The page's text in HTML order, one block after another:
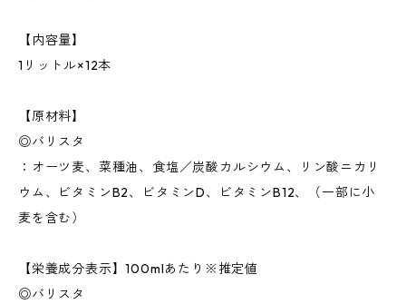
【内容量】
1リットル×12本
【原材料】
◎バリスタ
：オーツ麦、菜種油、食塩／炭酸カルシウム、リン酸ニカリ
ウム、ビタミンB2、ビタミンD、ビタミンB12、（一部に小
麦を含む）
【栄養成分表示】100mlあたり※推定値
◎バリスタ